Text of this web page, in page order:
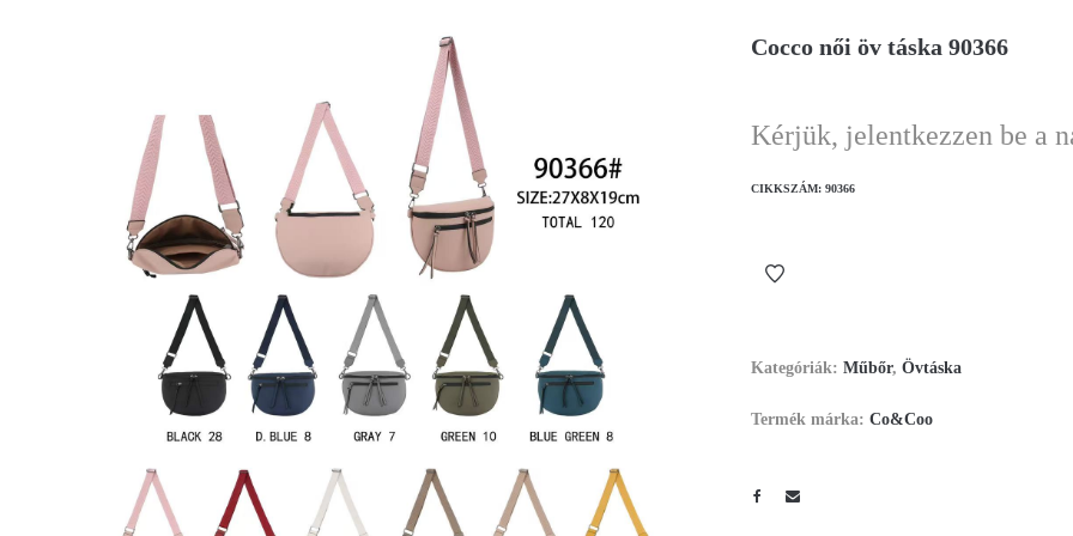
Cocco női öv táska 90366
Kérjük, jelentkezzen be a
CIKKSZÁM: 90366
Kategóriák: Műbőr, Övtáska
Termék márka: Co&Coo